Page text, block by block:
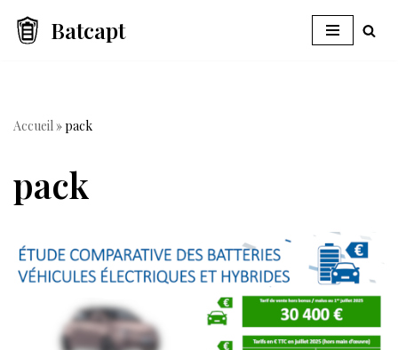
Aller
Batcapt
Accueil»pack
pack